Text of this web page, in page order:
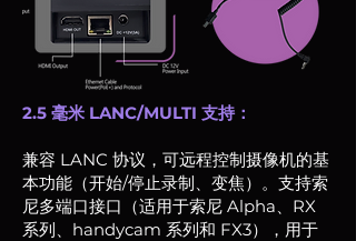
2.5 毫米 LANC/MULTI 支持：
兼容 LANC 协议，可远程控制摄像机的基
本功能（开始/停止录制、变焦）。支持索
尼多端口接口（适用于索尼 Alpha、RX
系列、handycam 系列和 FX3），用于